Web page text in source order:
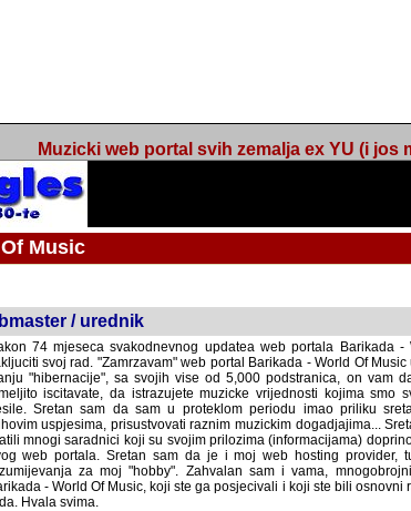
Muzicki web portal svih zemalja ex YU (i jos
Music
/ urednik
74 mjeseca svakodnevnog updatea web portala Barikada
svoj rad. "Zamrzavam" web portal Barikada - World Of
"hibernacije", sa svojih vise od 5,000 podstranica, on vam
iscitavate, da istrazujete muzicke vrijednosti kojima smo svi
sam da sam u proteklom periodu imao priliku sretati razne
prisustvovati raznim muzickim dogadjajima... Sretan
saradnici koji su svojim prilozima (informacijama) doprinosili
portala. Sretan sam da je i moj web hosting provider,
za moj "hobby". Zahvalan sam i vama,
- World Of Music, koji ste ga posjecivali i koji ste bili
Hvala svima.